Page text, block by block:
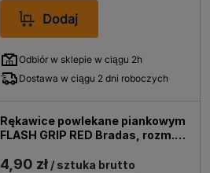
Dodaj
Odbiór w sklepie w ciągu 2h
Dostawa w ciągu 2 dni roboczych
Rękawice powlekane piankowym
FLASH GRIP RED Bradas, rozm.
4,90 zł / sztuka brutto